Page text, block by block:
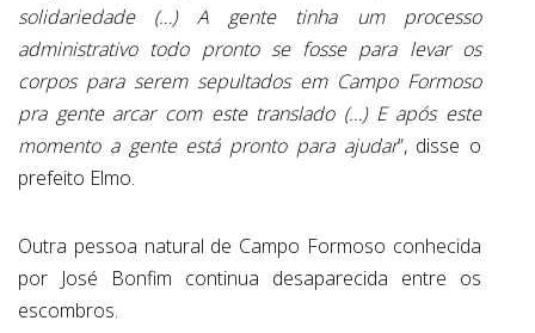
solidariedade (…) A gente tinha um processo
administrativo todo pronto se fosse para levar os
corpos para serem sepultados em Campo Formoso
pra gente arcar com este translado (…) E após este
momento a gente está pronto para ajudar”, disse o
prefeito Elmo.
Outra pessoa natural de Campo Formoso conhecida
por José Bonfim continua desaparecida entre os
escombros.